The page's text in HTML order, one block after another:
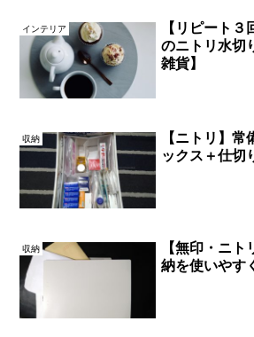
インテリア
【リピート
のニトリ水切
雑貨】
収納
【ニトリ】
ックス＋仕切
収納
【無印・ニ
納を使いやす